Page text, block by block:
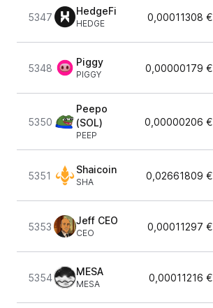
5347
HedgeFi
HEDGE
0,00011308 €
5348
Piggy
PIGGY
0,00000179 €
5350
Peepo
(SOL)
PEEP
0,00000206 €
5351
Shaicoin
SHA
0,02661809 €
5353
Jeff CEO
CEO
0,00011297 €
5354
MESA
MESA
0,00011216 €